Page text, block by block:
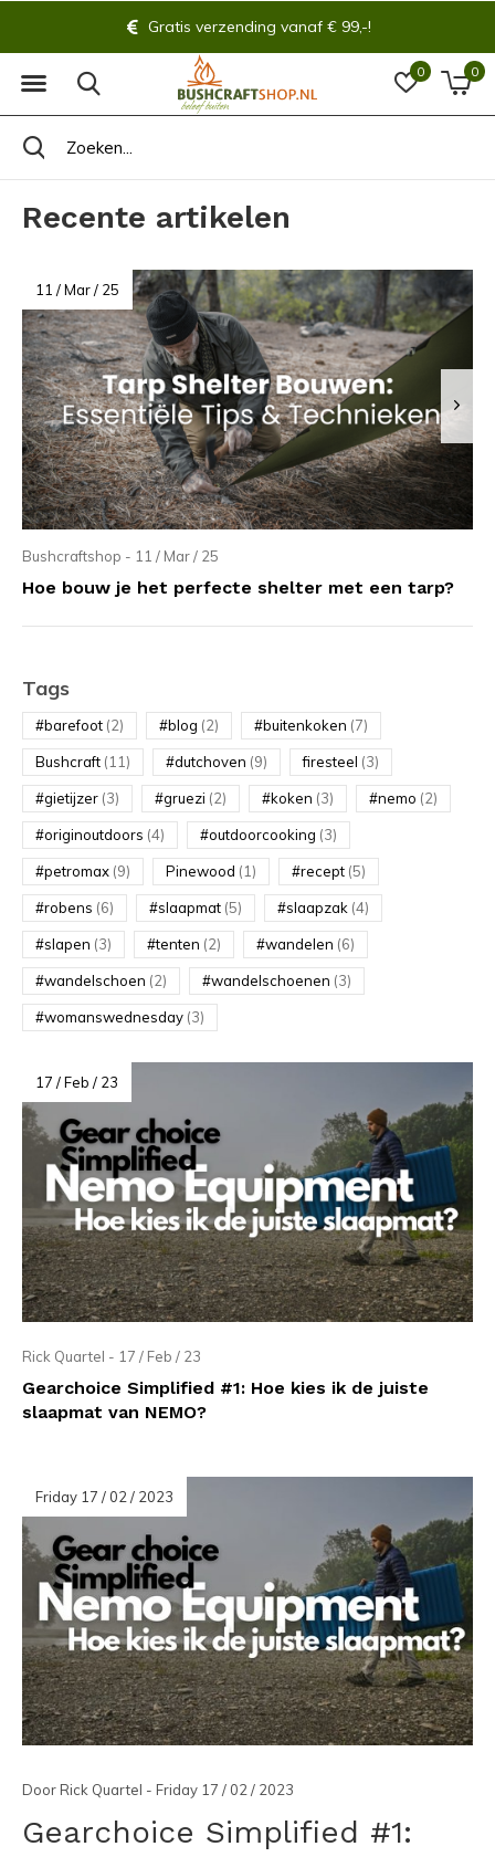
0 0
Altijd 14 dagen bedenktijd!
Recente artikelen
11 / Mar / 25
Bushcraftshop - 11 / Mar / 25
Hoe bouw je het perfecte shelter met een tarp?
Tags
#barefoot (2) #blog (2) #buitenkoken (7)
Bushcraft (11) #dutchoven (9) firesteel (3)
#gietijzer (3) #gruezi (2) #koken (3) #nemo (2)
#originoutdoors (4) #outdoorcooking (3)
#petromax (9) Pinewood (1) #recept (5)
#robens (6) #slaapmat (5) #slaapzak (4)
#slapen (3) #tenten (2) #wandelen (6)
#wandelschoen (2) #wandelschoenen (3)
#womanswednesday (3)
17 / Feb / 23
Rick Quartel - 17 / Feb / 23
Gearchoice Simplified #1: Hoe kies ik de juiste
slaapmat van NEMO?
Friday 17 / 02 / 2023
Door Rick Quartel - Friday 17 / 02 / 2023
Gearchoice Simplified #1: